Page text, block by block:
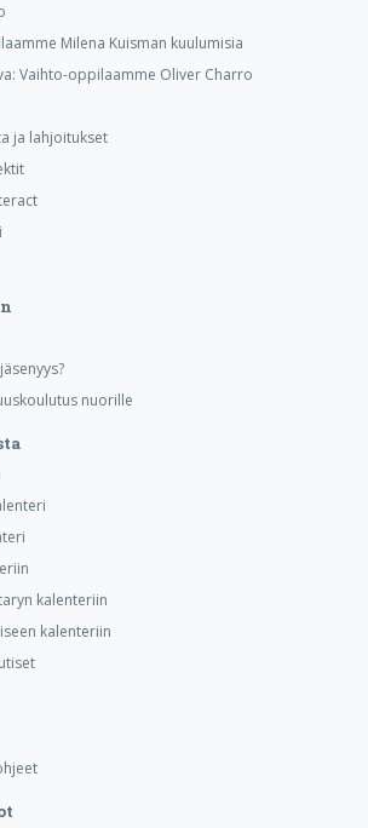
Milena Kuisman kuulumisia
Vaihto-oppilaamme Oliver Charro
ja lahjoitukset
nuorille
kalenteriin
kalenteriin